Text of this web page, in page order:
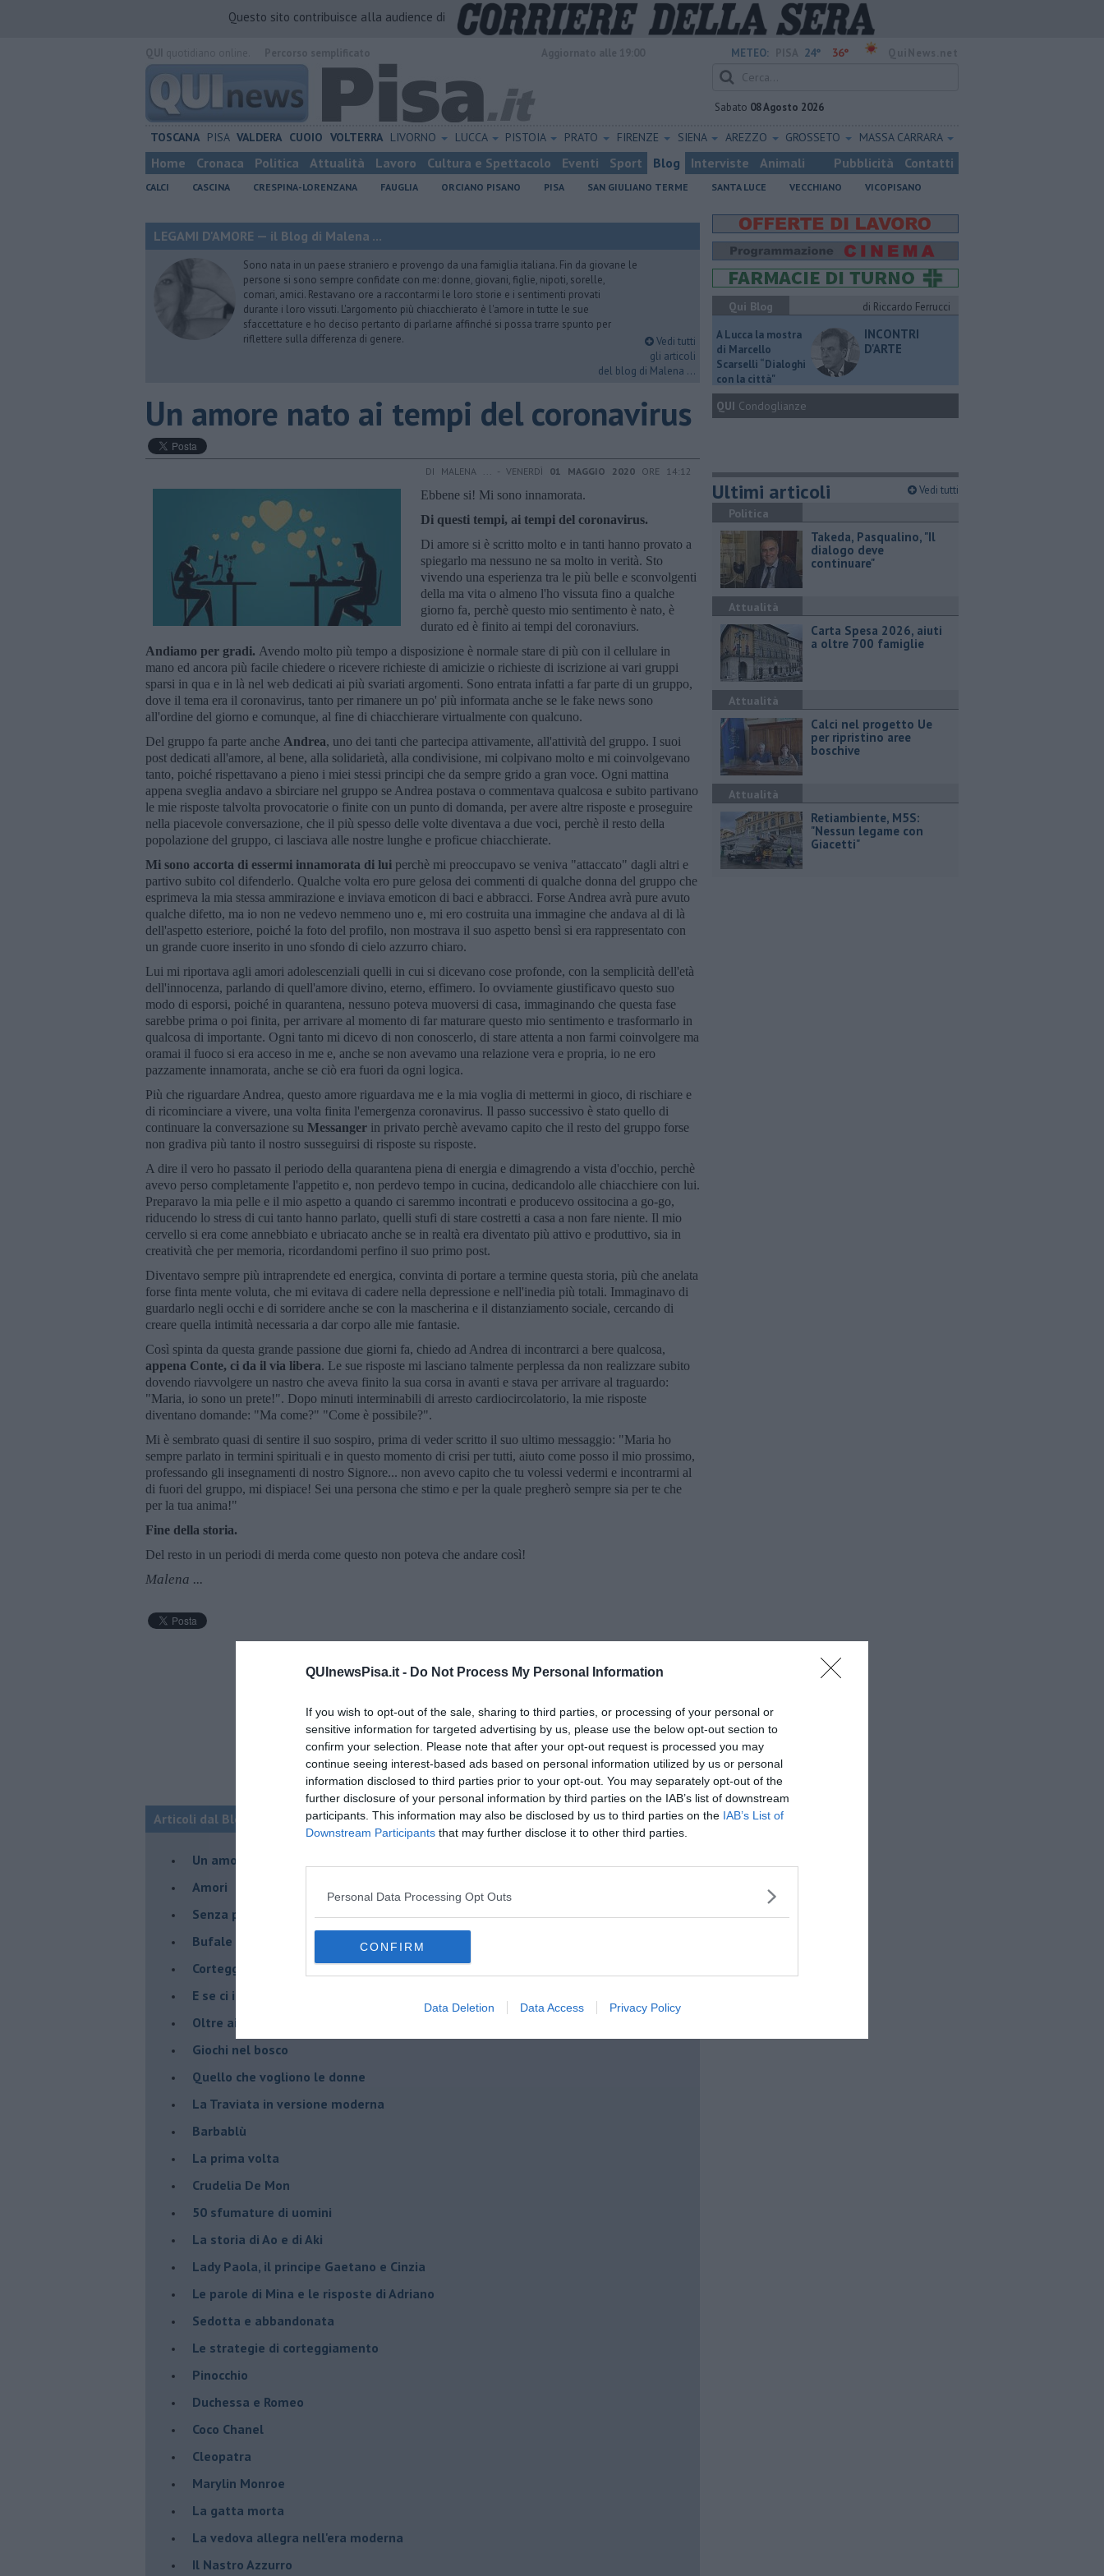
QUInewsPisa.it - Do Not Process My Personal Information
If you wish to opt-out of the sale, sharing to third parties, or processing of your personal or
sensitive information for targeted advertising by us, please use the below opt-out section to
confirm your selection. Please note that after your opt-out request is processed you may
continue seeing interest-based ads based on personal information utilized by us or personal
information disclosed to third parties prior to your opt-out. You may separately opt-out of the
further disclosure of your personal information by third parties on the IAB’s list of downstream
participants. This information may also be disclosed by us to third parties on the IAB’s List of
Downstream Participants that may further disclose it to other third parties.
Personal Data Processing Opt Outs
CONFIRM
Data Deletion Data Access Privacy Policy
Questo sito contribuisce alla audience di
METEO: 24° 36°
Sabato 08 Agosto 2026
TOSCANA PISA VALDERA CUOIO VOLTERRA LIVORNO LUCCA PISTOIA PRATO FIRENZE SIENA AREZZO GROSSETO MASSA CARRARA
Home Cronaca Politica Attualità Lavoro Cultura e Spettacolo Eventi Sport Blog Interviste Animali Pubblicità Contatti
CALCI CASCINA CRESPINA-LORENZANA FAUGLIA ORCIANO PISANO PISA SAN GIULIANO TERME SANTA LUCE VECCHIANO VICOPISANO
LEGAMI D'AMORE — il Blog di Malena ...
Sono nata in un paese straniero e provengo da una famiglia italiana. Fin da giovane le
persone si sono sempre confidate con me: donne, giovani, figlie, nipoti, sorelle,
comari, amici. Restavano ore a raccontarmi le loro storie e i sentimenti provati
durante i loro vissuti. L'argomento più chiacchierato è l'amore in tutte le sue
sfaccettature e ho deciso pertanto di parlarne affinché si possa trarre spunto per
riflettere sulla differenza di genere.
Vedi tutti
gli articoli
del blog di Malena ...
Un amore nato ai tempi del coronavirus
DI MALENA ... - VENERDÌ 01 MAGGIO 2020 ORE 14:12
Ebbene si! Mi sono innamorata.
Di questi tempi, ai tempi del coronavirus.
Di amore si è scritto molto e in tanti hanno provato a
spiegarlo ma nessuno ne sa molto in verità. Sto
vivendo una esperienza tra le più belle e sconvolgenti
della ma vita o almeno l'ho vissuta fino a qualche
giorno fa, perchè questo mio sentimento è nato, è
durato ed è finito ai tempi del coronaviurs.
Andiamo per gradi. Avendo molto più tempo a disposizione è normale stare di più con il cellulare in
mano ed ancora più facile chiedere o ricevere richieste di amicizie o richieste di iscrizione ai vari gruppi
sparsi in qua e in là nel web dedicati ai più svariati argomenti. Sono entrata infatti a far parte di un gruppo,
dove il tema era il coronavirus, tanto per rimanere un po' più informata anche se le fake news sono
all'ordine del giorno e comunque, al fine di chiacchierare virtualmente con qualcuno.
Del gruppo fa parte anche Andrea, uno dei tanti che partecipa attivamente, all'attività del gruppo. I suoi
post dedicati all'amore, al bene, alla solidarietà, alla condivisione, mi colpivano molto e mi coinvolgevano
tanto, poiché rispettavano a pieno i miei stessi principi che da sempre grido a gran voce. Ogni mattina
appena sveglia andavo a sbirciare nel gruppo se Andrea postava o commentava qualcosa e subito partivano
le mie risposte talvolta provocatorie o finite con un punto di domanda, per avere altre risposte e proseguire
nella piacevole conversazione, che il più spesso delle volte diventava a due voci, perchè il resto della
popolazione del gruppo, ci lasciava alle nostre lunghe e proficue chiacchierate.
Mi sono accorta di essermi innamorata di lui perchè mi preoccupavo se veniva "attaccato" dagli altri e
partivo subito col difenderlo. Qualche volta ero pure gelosa dei commenti di qualche donna del gruppo che
esprimeva la mia stessa ammirazione e inviava emoticon di baci e abbracci. Forse Andrea avrà pure avuto
qualche difetto, ma io non ne vedevo nemmeno uno e, mi ero costruita una immagine che andava al di là
dell'aspetto esteriore, poiché la foto del profilo, non mostrava il suo aspetto bensì si era rappresentato con
un grande cuore inserito in uno sfondo di cielo azzurro chiaro.
Lui mi riportava agli amori adolescenziali quelli in cui si dicevano cose profonde, con la semplicità dell'età
dell'innocenza, parlando di quell'amore divino, eterno, effimero. Io ovviamente giustificavo questo suo
modo di esporsi, poiché in quarantena, nessuno poteva muoversi di casa, immaginando che questa fase
sarebbe prima o poi finita, per arrivare al momento di far maturare questo mio sentimento e trasformarlo in
qualcosa di importante. Ogni tanto mi dicevo di non conoscerlo, di stare attenta a non farmi coinvolgere ma
oramai il fuoco si era acceso in me e, anche se non avevamo una relazione vera e propria, io ne ero
pazzamente innamorata, anche se ciò era fuori da ogni logica.
Più che riguardare Andrea, questo amore riguardava me e la mia voglia di mettermi in gioco, di rischiare e
di ricominciare a vivere, una volta finita l'emergenza coronavirus. Il passo successivo è stato quello di
continuare la conversazione su Messanger in privato perchè avevamo capito che il resto del gruppo forse
non gradiva più tanto il nostro susseguirsi di risposte su risposte.
A dire il vero ho passato il periodo della quarantena piena di energia e dimagrendo a vista d'occhio, perchè
avevo perso completamente l'appetito e, non perdevo tempo in cucina, dedicandolo alle chiacchiere con lui.
Preparavo la mia pelle e il mio aspetto a quando ci saremmo incontrati e producevo ossitocina a go-go,
riducendo lo stress di cui tanto hanno parlato, quelli stufi di stare costretti a casa a non fare niente. Il mio
cervello si era come annebbiato e ubriacato anche se in realtà era diventato più attivo e produttivo, sia in
creatività che per memoria, ricordandomi perfino il suo primo post.
Diventavo sempre più intraprendete ed energica, convinta di portare a termine questa storia, più che anelata
forse finta mente voluta, che mi evitava di cadere nella depressione e nell'inedia più totali. Immaginavo di
guardarlo negli occhi e di sorridere anche se con la mascherina e il distanziamento sociale, cercando di
creare quella intimità necessaria a dar corpo alle mie fantasie.
Così spinta da questa grande passione due giorni fa, chiedo ad Andrea di incontrarci a bere qualcosa,
appena Conte, ci da il via libera. Le sue risposte mi lasciano talmente perplessa da non realizzare subito
dovendo riavvolgere un nastro che aveva finito la sua corsa in avanti e stava per arrivare al traguardo:
"Maria, io sono un prete!". Dopo minuti interminabili di arresto cardiocircolatorio, la mie risposte
diventano domande: "Ma come?" "Come è possibile?".
Mi è sembrato quasi di sentire il suo sospiro, prima di veder scritto il suo ultimo messaggio: "Maria ho
sempre parlato in termini spirituali e in questo momento di crisi per tutti, aiuto come posso il mio prossimo,
professando gli insegnamenti di nostro Signore... non avevo capito che tu volessi vedermi e incontrarmi al
di fuori del gruppo, mi dispiace! Sei una persona che stimo e per la quale pregherò sempre sia per te che
per la tua anima!"
Fine della storia.
Del resto in un periodi di merda come questo non poteva che andare così!
Malena ...
Articoli dal Blog “Legami d'amore” di Malena ...
Un amore nato ai tempi del coronavirus
Amori
Senza parole - 1
Bufale d'amore
Corteggiatrici moderne
E se ci incontrassimo ?
Oltre ai cinque sensi
Giochi nel bosco
Quello che vogliono le donne
La Traviata in versione moderna
Barbablù
La prima volta
Crudelia De Mon
50 sfumature di uomini
La storia di Ao e di Aki
Lady Paola, il principe Gaetano e Cinzia
Le parole di Mina e le risposte di Adriano
Sedotta e abbandonata
Le strategie di corteggiamento
Pinocchio
Duchessa e Romeo
Coco Chanel
Cleopatra
Marylin Monroe
La gatta morta
La vedova allegra nell'era moderna
​Il Nastro Azzurro
Qui Blog
di Riccardo Ferrucci
A Lucca la mostra
di Marcello
Scarselli “Dialoghi
con la città"
INCONTRI
D'ARTE
QUI Condoglianze
Ultimi articoli Vedi tutti
Politica
Takeda, Pasqualino, "Il
dialogo deve
continuare"
Attualità
Carta Spesa 2026, aiuti
a oltre 700 famiglie
Attualità
Calci nel progetto Ue
per ripristino aree
boschive
Attualità
Retiambiente, M5S:
"Nessun legame con
Giacetti"